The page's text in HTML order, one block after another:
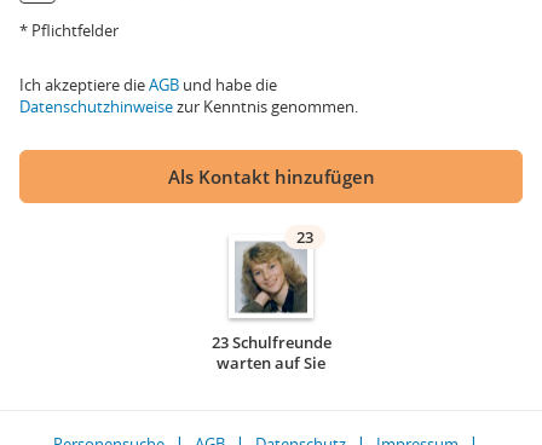
* Pflichtfelder
Ich akzeptiere dieAGB und habe die
Datenschutzhinweisezur Kenntnis genommen.
Als Kontakt hinzufügen
23
23 Schulfreunde
warten auf Sie